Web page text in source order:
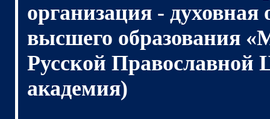
организация - духовная
высшего образования
Русской Православной
академия)